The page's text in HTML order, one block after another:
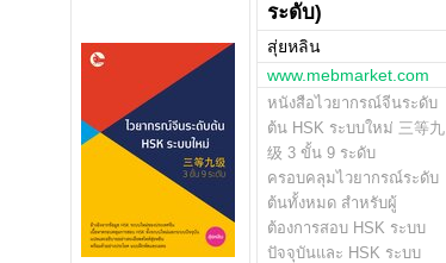
ระดับ)
สุ่ยหลิน
www.mebmarket.com
หนังสือไวยากรณ์จีนระดับ
ต้น HSK ระบบใหม่ 三等九
级 3 ขั้น 9 ระดับ
ครอบคลุมไวยากรณ์ระดับ
ต้นทั้งหมด สำหรับผู้
ต้องการสอบ HSK ระบบ
ปัจจุบันและ HSK ระบบ